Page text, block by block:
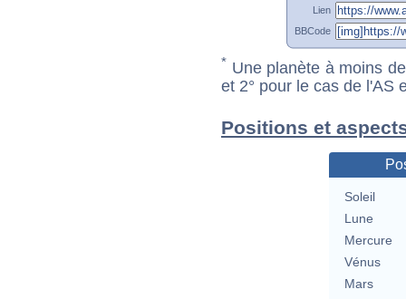
Lien
BBCode
* Une planète à moins
et 2° pour le cas de l'AS
Positions et
Soleil
Lune
Mercure
Vénus
Mars